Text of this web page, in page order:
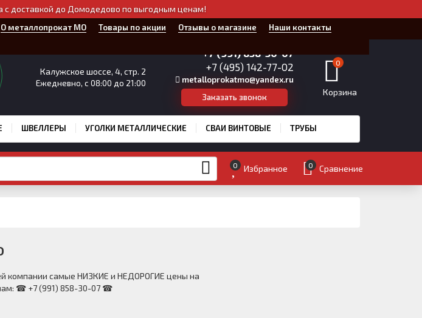
с доставкой до Домодедово по выгодным ценам!
О металлопрокат МО Товары по акции Отзывы о магазине
Наши контакты
Калужское шоссе, 4, стр. 2
Ежедневно, с 08:00 до 21:00
+7 (991) 858-30-07
+7 (495) 142-77-02
metalloprokatmo@yandex.ru
Заказать звонок
0
Корзина
ШВЕЛЛЕРЫ УГОЛКИ МЕТАЛЛИЧЕСКИЕ СВАИ ВИНТОВЫЕ ТРУБЫ
0 Избранное 0 Сравнение
компании самые НИЗКИЕ и НЕДОРОГИЕ цены на
☎ +7 (991) 858-30-07 ☎